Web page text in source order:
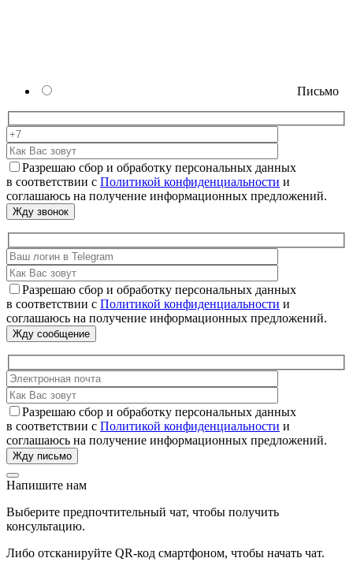
Письмо
Разрешаю сбор и обработку персональных данных
в соответствии с Политикой конфиденциальности и
соглашаюсь на получение информационных предложений.
Разрешаю сбор и обработку персональных данных
в соответствии с Политикой конфиденциальности и
соглашаюсь на получение информационных предложений.
Разрешаю сбор и обработку персональных данных
в соответствии с Политикой конфиденциальности и
соглашаюсь на получение информационных предложений.
Напишите нам
Выберите предпочтительный чат, чтобы получить
консультацию.
Либо отсканируйте QR-код смартфоном, чтобы начать чат.